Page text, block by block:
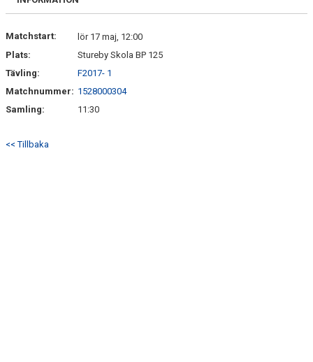
Matchstart:
lör 17 maj, 12:00
Plats:
Stureby Skola BP 125
Tävling:
F2017- 1
Matchnummer: 1528000304
Samling:
11:30
<< Tillbaka